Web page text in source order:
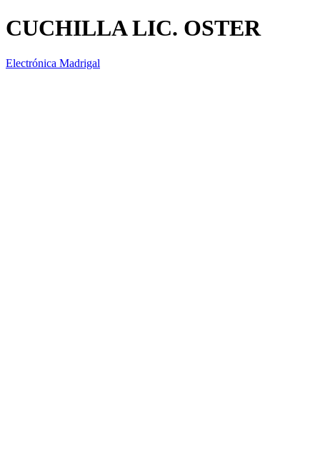
CUCHILLA LIC. OSTER
Electrónica Madrigal